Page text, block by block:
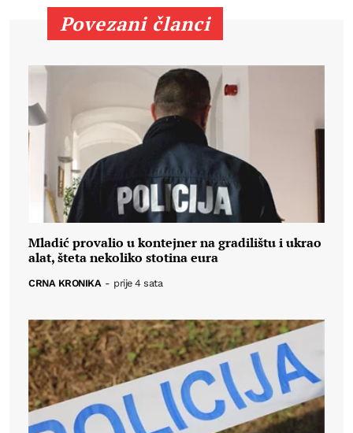
Povezani članci
Mladić provalio u kontejner na gradilištu i ukrao
alat, šteta nekoliko stotina eura
CRNA KRONIKA - prije 4 sata